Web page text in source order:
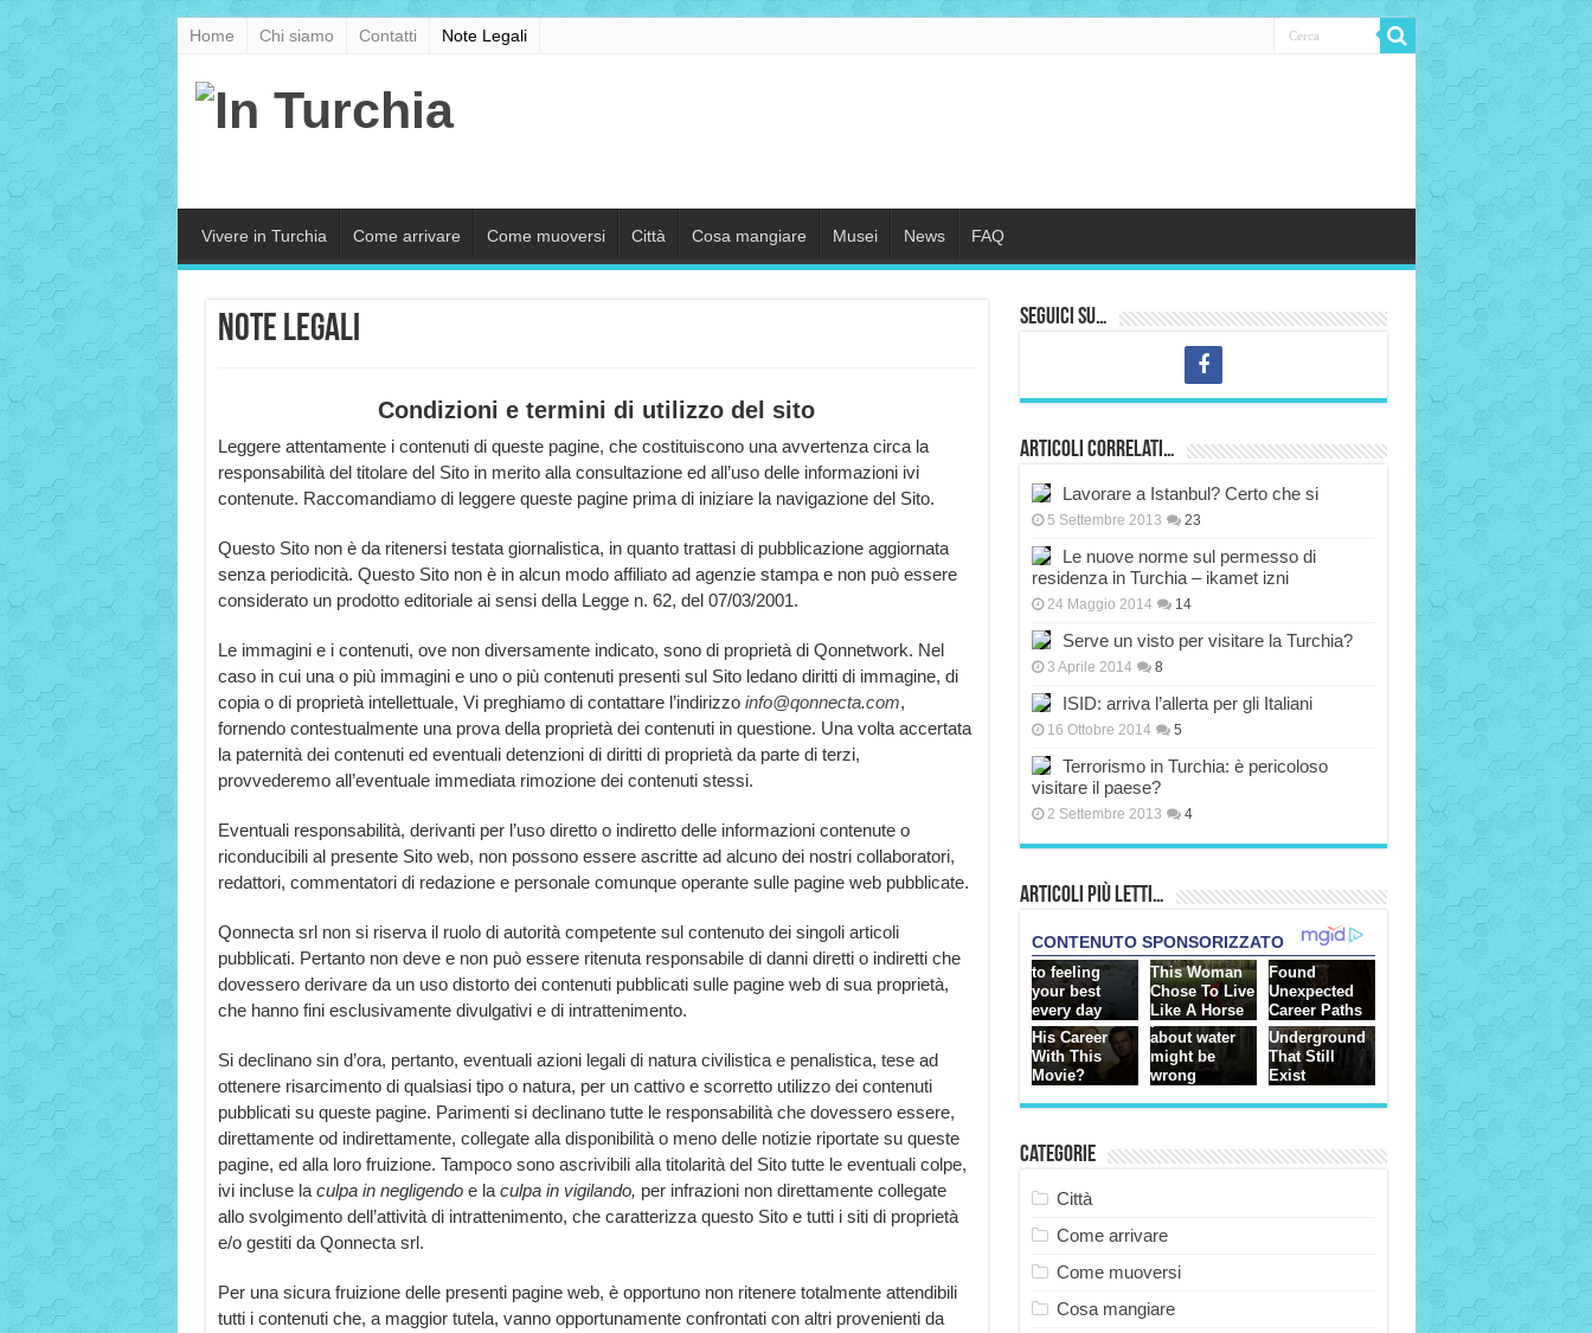
Home Chi siamo Contatti Note Legali
Vivere in Turchia Come arrivare Come muoversi Città Cosa mangiare Musei News FAQ
Note Legali
Condizioni e termini di utilizzo del sito
Leggere attentamente i contenuti di queste pagine, che costituiscono una avvertenza circa la
responsabilità del titolare del Sito in merito alla consultazione ed all’uso delle informazioni ivi
contenute. Raccomandiamo di leggere queste pagine prima di iniziare la navigazione del Sito.
Questo Sito non è da ritenersi testata giornalistica, in quanto trattasi di pubblicazione aggiornata
senza periodicità. Questo Sito non è in alcun modo affiliato ad agenzie stampa e non può essere
considerato un prodotto editoriale ai sensi della Legge n. 62, del 07/03/2001.
Le immagini e i contenuti, ove non diversamente indicato, sono di proprietà di Qonnetwork. Nel
caso in cui una o più immagini e uno o più contenuti presenti sul Sito ledano diritti di immagine, di
copia o di proprietà intellettuale, Vi preghiamo di contattare l’indirizzo info@qonnecta.com,
fornendo contestualmente una prova della proprietà dei contenuti in questione. Una volta accertata
la paternità dei contenuti ed eventuali detenzioni di diritti di proprietà da parte di terzi,
provvederemo all’eventuale immediata rimozione dei contenuti stessi.
Eventuali responsabilità, derivanti per l’uso diretto o indiretto delle informazioni contenute o
riconducibili al presente Sito web, non possono essere ascritte ad alcuno dei nostri collaboratori,
redattori, commentatori di redazione e personale comunque operante sulle pagine web pubblicate.
Qonnecta srl non si riserva il ruolo di autorità competente sul contenuto dei singoli articoli
pubblicati. Pertanto non deve e non può essere ritenuta responsabile di danni diretti o indiretti che
dovessero derivare da un uso distorto dei contenuti pubblicati sulle pagine web di sua proprietà,
che hanno fini esclusivamente divulgativi e di intrattenimento.
Si declinano sin d’ora, pertanto, eventuali azioni legali di natura civilistica e penalistica, tese ad
ottenere risarcimento di qualsiasi tipo o natura, per un cattivo e scorretto utilizzo dei contenuti
pubblicati su queste pagine. Parimenti si declinano tutte le responsabilità che dovessero essere,
direttamente od indirettamente, collegate alla disponibilità o meno delle notizie riportate su queste
pagine, ed alla loro fruizione. Tampoco sono ascrivibili alla titolarità del Sito tutte le eventuali colpe,
ivi incluse la culpa in negligendoe la culpa in vigilando, per infrazioni non direttamente collegate
allo svolgimento dell’attività di intrattenimento, che caratterizza questo Sito e tutti i siti di proprietà
e/o gestiti da Qonnecta srl.
Per una sicura fruizione delle presenti pagine web, è opportuno non ritenere totalmente attendibili
tutti i contenuti che, a maggior tutela, vanno opportunamente confrontati con altri provenienti da
Seguici su…
Articoli correlati…
Lavorare a Istanbul? Certo che si
5 Settembre 2013 23
Le nuove norme sul permesso di
residenza in Turchia – ikamet izni
24 Maggio 2014 14
Serve un visto per visitare la Turchia?
3 Aprile 2014 8
ISID: arriva l’allerta per gli Italiani
16 Ottobre 2014 5
Terrorismo in Turchia: è pericoloso
visitare il paese?
2 Settembre 2013 4
Articoli più Letti…
Categorie
Città
Come arrivare
Come muoversi
Cosa mangiare